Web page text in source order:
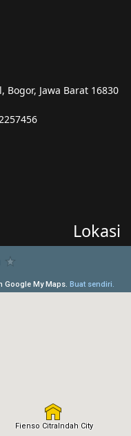
Bogor, Jawa Barat 16830
Lokasi